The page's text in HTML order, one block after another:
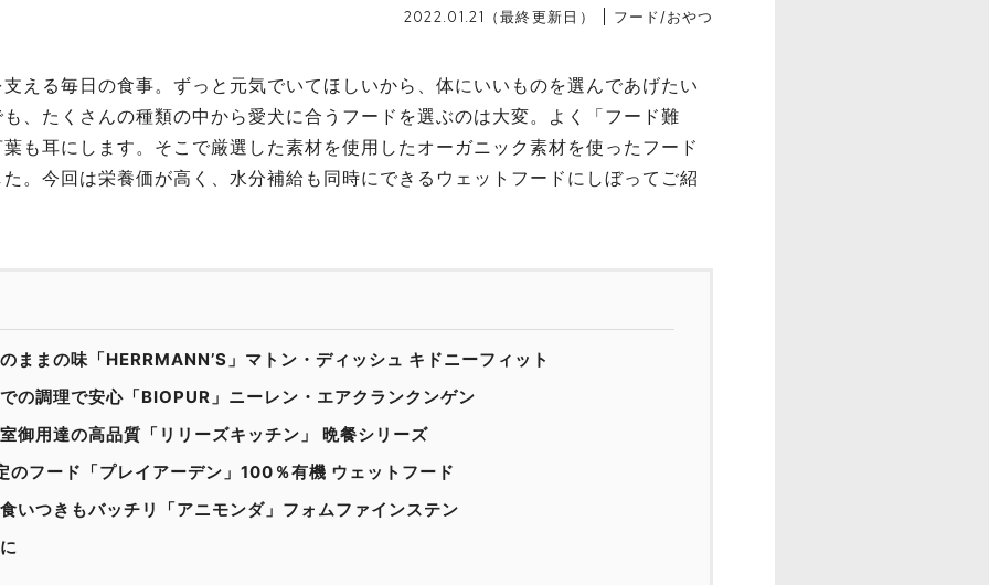
2022.01.21（最終更新日） フード/おやつ
える毎日の食事。ずっと元気でいてほしいから、体にいいものを選んであげたい
、たくさんの種類の中から愛犬に合うフードを選ぶのは大変。よく「フード難
も耳にします。そこで厳選した素材を使用したオーガニック素材を使ったフード
。今回は栄養価が高く、水分補給も同時にできるウェットフードにしぼってご紹
ままの味「HERRMANN’S」マトン・ディッシュ キドニーフィット
の調理で安心「BIOPUR」ニーレン・エアクランクンゲン
御用達の高品質「リリーズキッチン」 晩餐シリーズ
のフード「プレイアーデン」100％有機 ウェットフード
いつきもバッチリ「アニモンダ」フォムファインステン